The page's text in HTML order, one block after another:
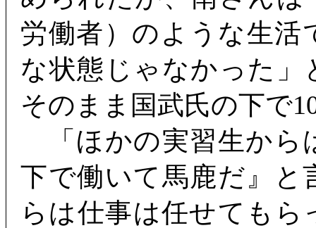
労働者）のような生活
な状態じゃなかった
そのまま国武氏の下で
「ほかの実習生から
下で働いて馬鹿だ』と
らは仕事は任せても